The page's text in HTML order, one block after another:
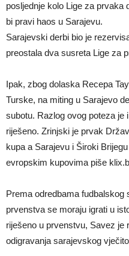
posljednje kolo Lige za prvaka
bi pravi haos u Sarajevu.
Sarajevski derbi bio je
preostala dva susreta Lige za
Ipak, zbog dolaska Recepa
Turske, na miting u Sarajevo
subotu. Razlog ovog poteza je
riješeno. Zrinjski je prvak
kupa a Sarajevu i Široki
evropskim kupovima piše
Prema odredbama
prvenstva se moraju igrati u
riješeno u prvenstvu, Savez je
odigravanja sarajevskog